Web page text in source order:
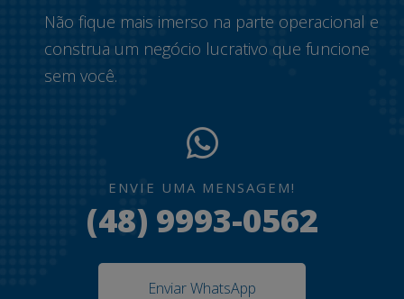
Não fique mais imerso na parte operacional e
construa um negócio lucrativo que funcione
sem você.
ENVIE UMA MENSAGEM!
(48) 9993-0562
Enviar WhatsApp